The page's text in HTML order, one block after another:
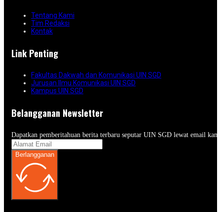
Tentang Kami
Tim Redaksi
Kontak
Link Penting
Fakultas Dakwah dan Komunikasi UIN SGD
Jurusan Ilmu Komunikasi UIN SGD
Kampus UIN SGD
Belangganan Newsletter
Dapatkan pemberitahuan berita terbaru seputar UIN SGD lewat email
Berlangganan